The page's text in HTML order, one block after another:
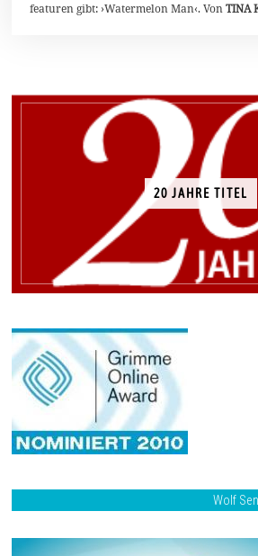
featuren gibt: ›Watermelon Man‹. VonTINA
20 JAHRE TITEL
Wolf